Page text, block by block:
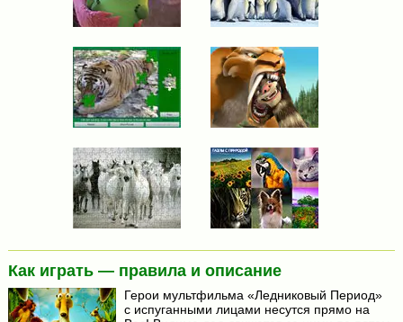
Как играть — правила и описание
Герои мультфильма «Ледниковый Период»
с испуганными лицами несутся прямо на